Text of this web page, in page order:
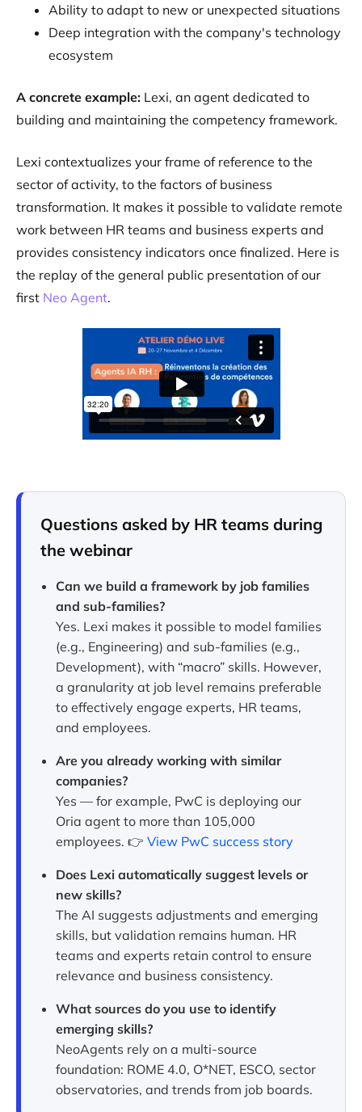
Ability to adapt to new or unexpected situations
Deep integration with the company's technology
ecosystem
A concrete example: Lexi, an agent dedicated to
building and maintaining the competency framework.
Lexi contextualizes your frame of reference to the
sector of activity, to the factors of business
transformation. It makes it possible to validate remote
work between HR teams and business experts and
provides consistency indicators once finalized. Here is
the replay of the general public presentation of our
first Neo Agent.
Questions asked by HR teams during
the webinar
Can we build a framework by job families
and sub-families?
Yes. Lexi makes it possible to model families
(e.g., Engineering) and sub-families (e.g.,
Development), with “macro” skills. However,
a granularity at job level remains preferable
to effectively engage experts, HR teams,
and employees.
Are you already working with similar
companies?
Yes — for example, PwC is deploying our
Oria agent to more than 105,000
employees. 👉View PwC success story
Does Lexi automatically suggest levels or
new skills?
The AI suggests adjustments and emerging
skills, but validation remains human. HR
teams and experts retain control to ensure
relevance and business consistency.
What sources do you use to identify
emerging skills?
NeoAgents rely on a multi-source
foundation: ROME 4.0, O*NET, ESCO, sector
observatories, and trends from job boards.